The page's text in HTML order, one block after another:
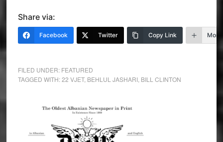
Share via:
Facebook Twitter Copy Link More
FILED UNDER: FEATURED
TAGGED WITH:22 VJET, BEHLUL JASHARI, BILL CLINTON